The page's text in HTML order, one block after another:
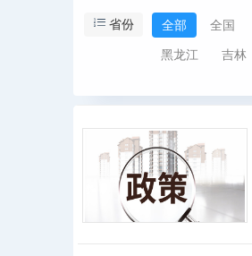
省份 全部 全国
黑龙江 吉林